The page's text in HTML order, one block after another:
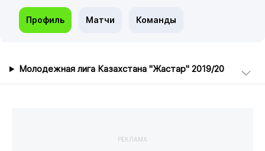
Профиль Матчи Команды
Молодежная лига Казахстана "Жастар" 2019/20
РЕКЛАМА